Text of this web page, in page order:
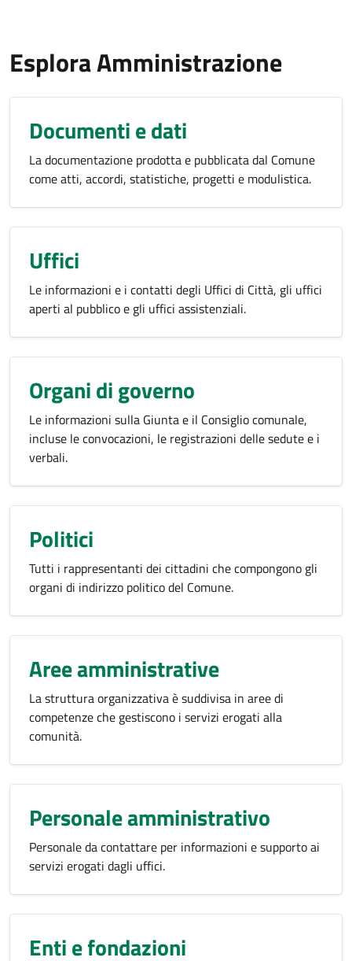
Esplora Amministrazione
Documenti e dati
La documentazione prodotta e pubblicata dal Comune
come atti, accordi, statistiche, progetti e modulistica.
Uffici
Le informazioni e i contatti degli Uffici di Città, gli uffici
aperti al pubblico e gli uffici assistenziali.
Organi di governo
Le informazioni sulla Giunta e il Consiglio comunale,
incluse le convocazioni, le registrazioni delle sedute e i
verbali.
Politici
Tutti i rappresentanti dei cittadini che compongono gli
organi di indirizzo politico del Comune.
Aree amministrative
La struttura organizzativa è suddivisa in aree di
competenze che gestiscono i servizi erogati alla
comunità.
Personale amministrativo
Personale da contattare per informazioni e supporto ai
servizi erogati dagli uffici.
Enti e fondazioni